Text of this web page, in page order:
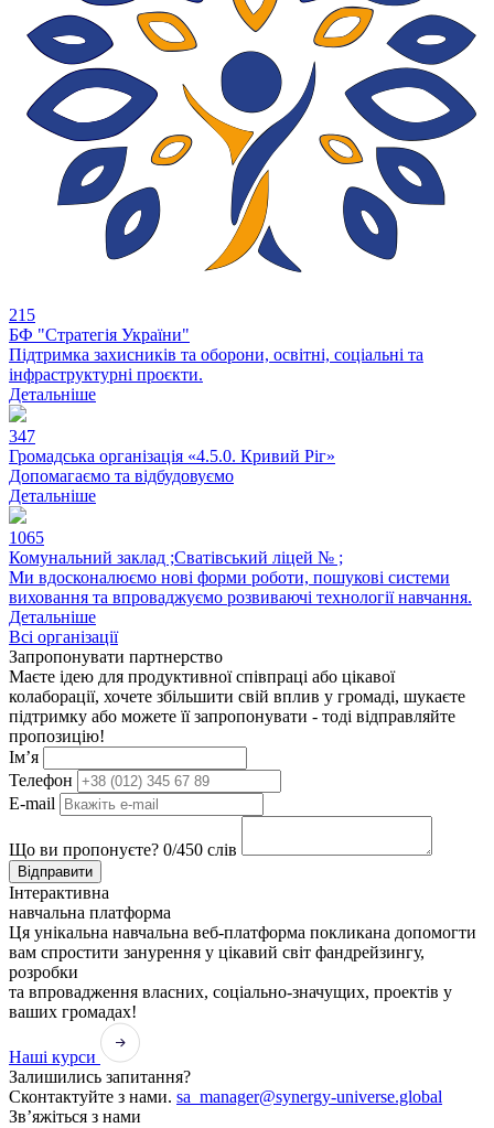
215
БФ "Стратегія України"
Підтримка захисників та оборони, освітні, соціальні та
інфраструктурні проєкти.
Детальніше
347
Громадська організація «4.5.0. Кривий Ріг»
Допомагаємо та відбудовуємо
Детальніше
1065
Комунальний заклад ;Сватівський ліцей № ;
Ми вдосконалюємо нові форми роботи, пошукові системи
виховання та впроваджуємо розвиваючі технології навчання.
Детальніше
Всі організації
Запропонувати партнерство
Маєте ідею для продуктивної співпраці або цікавої
колаборації, хочете збільшити свій вплив у громаді, шукаєте
підтримку або можете її запропонувати - тоді відправляйте
пропозицію!
Ім’я
Телефон
E-mail
Що ви пропонуєте? 0/450 слів
Відправити
Інтерактивна
навчальна платформа
Ця унікальна навчальна веб-платформа покликана допомогти
вам спростити занурення у цікавий світ фандрейзингу,
розробки
та впровадження власних, соціально-значущих, проектів у
ваших громадах!
Наші курси
Залишились запитання?
Сконтактуйте з нами. sa_manager@synergy-universe.global
Зв’яжіться з нами